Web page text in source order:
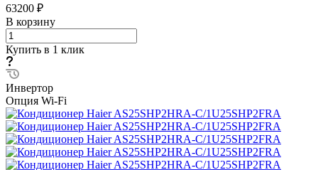
63200 ₽
В корзину
Купить в 1 клик
Инвертор
Опция Wi-Fi